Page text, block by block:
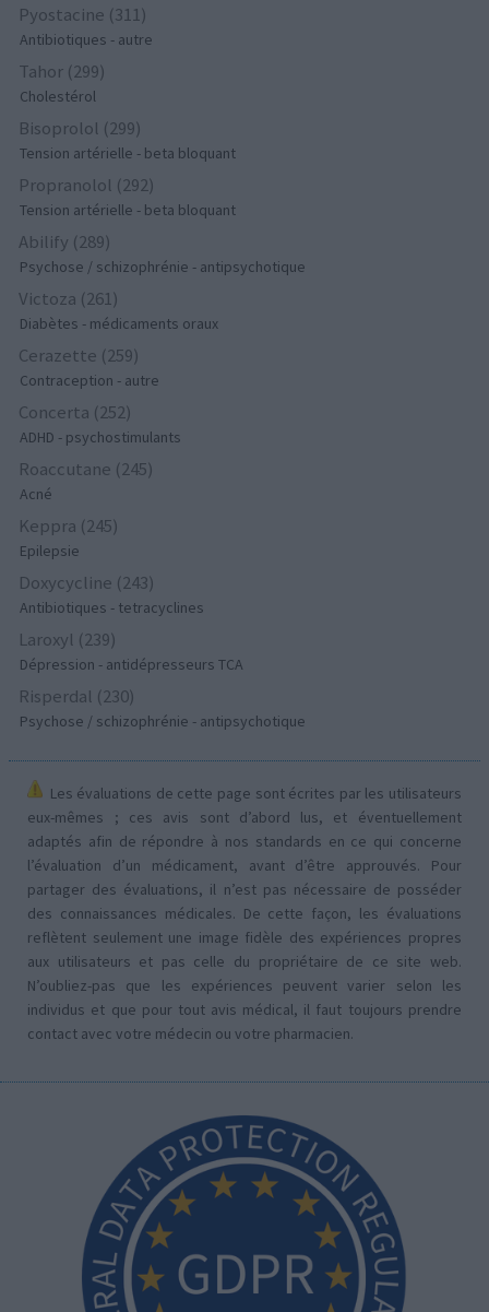
Pyostacine (311)
Antibiotiques - autre
Tahor (299)
Cholestérol
Bisoprolol (299)
Tension artérielle - beta bloquant
Propranolol (292)
Tension artérielle - beta bloquant
Abilify (289)
Psychose / schizophrénie - antipsychotique
Victoza (261)
Diabètes - médicaments oraux
Cerazette (259)
Contraception - autre
Concerta (252)
ADHD - psychostimulants
Roaccutane (245)
Acné
Keppra (245)
Epilepsie
Doxycycline (243)
Antibiotiques - tetracyclines
Laroxyl (239)
Dépression - antidépresseurs TCA
Risperdal (230)
Psychose / schizophrénie - antipsychotique
Les évaluations de cette page sont écrites par les utilisateurs
eux-mêmes ; ces avis sont d’abord lus, et éventuellement
adaptés afin de répondre à nos standards en ce qui concerne
l’évaluation d’un médicament, avant d’être approuvés. Pour
partager des évaluations, il n’est pas nécessaire de posséder
des connaissances médicales. De cette façon, les évaluations
reflètent seulement une image fidèle des expériences propres
aux utilisateurs et pas celle du propriétaire de ce site web.
N’oubliez-pas que les expériences peuvent varier selon les
individus et que pour tout avis médical, il faut toujours prendre
contact avec votre médecin ou votre pharmacien.